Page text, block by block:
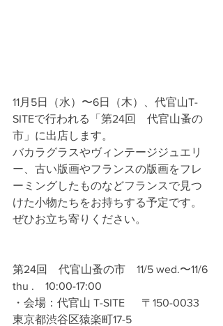
11月5日（水）〜6日（木）、代官山T-
SITEで行われる「第24回　代官山蚤の
市」に出店します。
バカラグラスやヴィンテージジュエリ
ー、古い版画やフランスの版画をフレ
ーミングしたものなどフランスで見つ
けた小物たちをお持ちする予定です。
ぜひお立ち寄りください。
第24回　代官山蚤の市　11/5 wed.〜11/6
thu .    10:00-17:00
・会場：代官山 T-SITE      〒150-0033
東京都渋谷区猿楽町17-5